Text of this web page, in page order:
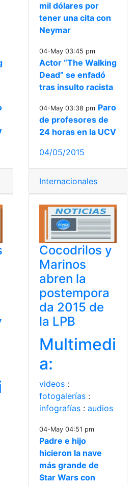
mil dólares por
tener una cita con
Neymar
04-May 03:45 pm
Actor “The Walking
Dead” se enfadó
tras insulto racista
04-May 03:38 pm Paro
de profesores de
24 horas en la UCV
04/05/2015
Internacionales
Cocodrilos y
Marinos
abren la
postempora
da 2015 de
la LPB
Multimedi
a:
videos :
fotogalerías :
infografías : audios
04-May 04:51 pm
Padre e hijo
hicieron la nave
más grande de
Star Wars con